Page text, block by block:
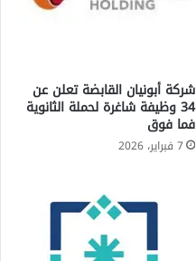
شركة أبونيان القابضة تعلن عن
34 وظيفة شاغرة لحملة الثانوية
فما فوق
7 فبراير، 2026